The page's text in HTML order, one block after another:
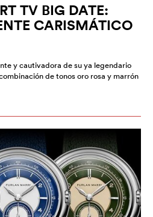
TV BIG DATE:
CARISMÁTICO
y cautivadora de su ya legendario
de tonos oro rosa y marrón